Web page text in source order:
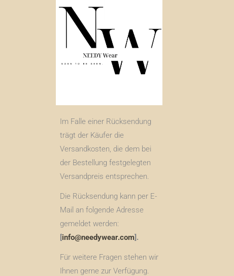
Im Falle einer Rücksendung
trägt der Käufer die
Versandkosten, die dem bei
der Bestellung festgelegten
Versandpreis entsprechen.
Die Rücksendung kann per E-
Mail an folgende Adresse
gemeldet werden:
[info@needywear.com].
Für weitere Fragen stehen wir
Ihnen gerne zur Verfügung.